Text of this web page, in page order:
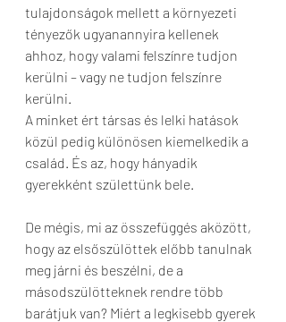
tulajdonságok mellett a környezeti
tényezők ugyanannyira kellenek
ahhoz, hogy valami felszínre tudjon
kerülni – vagy ne tudjon felszínre
kerülni.
A minket ért társas és lelki hatások
közül pedig különösen kiemelkedik a
család. És az, hogy hányadik
gyerekként születtünk bele.
De mégis, mi az összefüggés aközött,
hogy az elsőszülöttek előbb tanulnak
meg járni és beszélni, de a
másodszülötteknek rendre több
barátjuk van? Miért a legkisebb gyerek